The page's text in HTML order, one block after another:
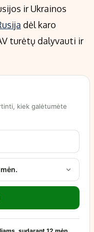
ir Ukrainos
dėl karo
turėtų dalyvauti ir